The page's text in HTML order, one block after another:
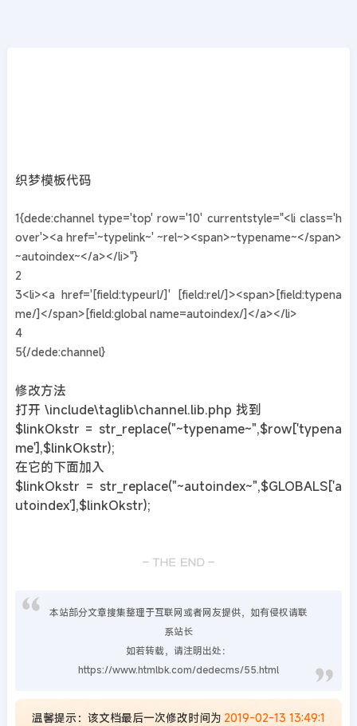
织梦模板代码
1{dede:channel type='top' row='10' currentstyle="<li class='h
over'><a href='~typelink~' ~rel~><span>~typename~</span>
~autoindex~</a></li>"}
2
3<li><a href='[field:typeurl/]' [field:rel/]><span>[field:typena
me/]</span>[field:global name=autoindex/]</a></li>
4
5{/dede:channel}
修改方法
打开 \include\taglib\channel.lib.php 找到
$linkOkstr = str_replace("~typename~",$row['typena
me'],$linkOkstr);
在它的下面加入
$linkOkstr = str_replace("~autoindex~",$GLOBALS['a
utoindex'],$linkOkstr);
本站部分文章搜集整理于互联网或者网友提供，如有侵权请联
系站长
如若转载，请注明出处：
https://www.htmlbk.com/dedecms/55.html
温馨提示：该文档最后一次修改时间为 2019-02-13 13:49:1